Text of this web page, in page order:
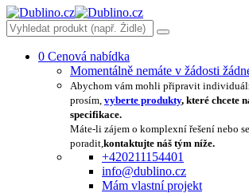
0 Cenová nabídka
Momentálně nemáte v žádosti
Abychom vám mohli připravit
prosím, vyberte produkty, které chcete
specifikace.
Máte-li zájem o komplexní řešení nebo
poradit,kontaktujte náš tým níže.
+420211154401
info@dublino.cz
Mám vlastní projekt